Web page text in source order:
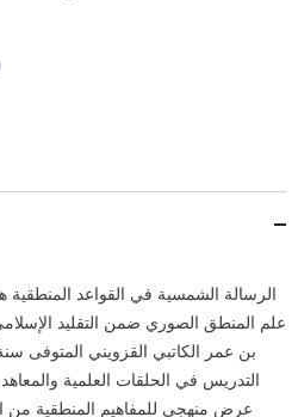
الرسالة الشمسية في القواعد
علم المنطق الصوري ضمن التقليد
التدريس في الحلقات العلمية
عرض منهجي للمفاهيم المنطقية من